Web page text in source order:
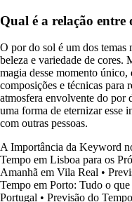
Qual é a relação
O por do sol é um dos temas
beleza e variedade de cores.
magia desse momento
composições e técnicas para
atmosfera envolvente do por
uma forma de eternizar esse
com outras pessoas.
A Importância da Keyword
Tempo em Lisboa para os
Amanhã em Vila Real •
Tempo em Porto: Tudo o que
Portugal • Previsão do